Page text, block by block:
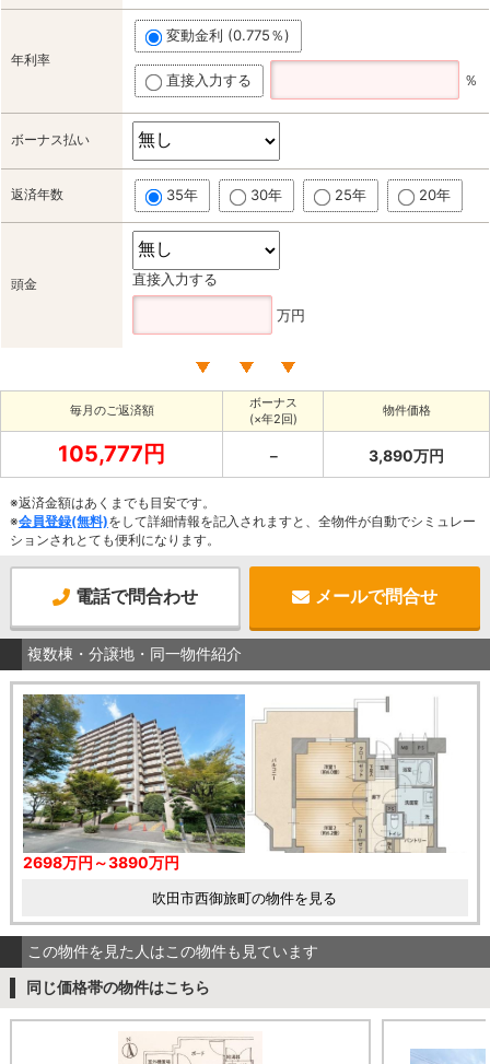
年利率
変動金利 (0.775％)
直接入力する ％
ボーナス払い
返済年数 35年 30年 25年 20年
頭金 直接入力する
万円
毎月のご返済額
ボーナス
(×年2回)
物件価格
105,777円 － 3,890万円
※返済金額はあくまでも目安です。
※会員登録(無料)をして詳細情報を記入されますと、全物件が自動でシミュレー
ションされとても便利になります。
電話で問合わせ メールで問合せ
複数棟・分譲地・同一物件紹介
2698万円～3890万円
吹田市西御旅町の物件を見る
この物件を見た人はこの物件も見ています
同じ価格帯の物件はこちら